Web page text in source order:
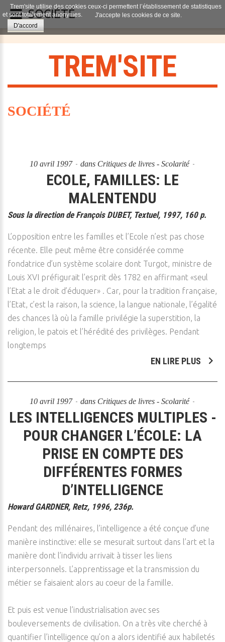
TREM'SITE
SOCIÉTÉ
10 avril 1997 dans Critiques de livres - Scolarité
ECOLE, FAMILLES: LE
MALENTENDU
Sous la direction de François DUBET, Textuel, 1997, 160 p.
L’opposition entre les familles et l’Ecole n’est pas chose
récente. Elle peut même être considérée comme
fondatrice d’un système scolaire dont Turgot, ministre de
Louis XVI préfigurait l’esprit dès 1782 en affirmant «seul
l’Etat a le droit d’éduquer» . Car, pour la tradition française,
l’Etat, c’est la raison, la science, la langue nationale, l’égalité
des chances là où la famille privilégie la superstition, la
religion, le patois et l’hérédité des privilèges. Pendant
longtemps
EN LIRE PLUS
10 avril 1997 dans Critiques de livres - Scolarité
LES INTELLIGENCES MULTIPLES -
POUR CHANGER L’ÉCOLE: LA
PRISE EN COMPTE DES
DIFFÉRENTES FORMES
D’INTELLIGENCE
Howard GARDNER, Retz, 1996, 236p.
Pendant des millénaires, l’intelligence a été conçue d’une
manière instinctive: elle se mesurait surtout dans l’art et la
manière dont l’individu arrivait à tisser les liens
interpersonnels. L’apprentissage et la transmission du
métier se faisaient alors au coeur de la famille.
Et puis est venue l’industrialisation avec ses
bouleversements de civilisation. On a très vite cherché à
quantifier l’intelligence qu’on a alors identifié aux habiletés
Trem'site utilise des cookies ceux-ci permettent l’établissement de statistiques
et sont totalement anonymes.
J'accepte les cookies de ce site.
D'accord
SOCIÉTÉ